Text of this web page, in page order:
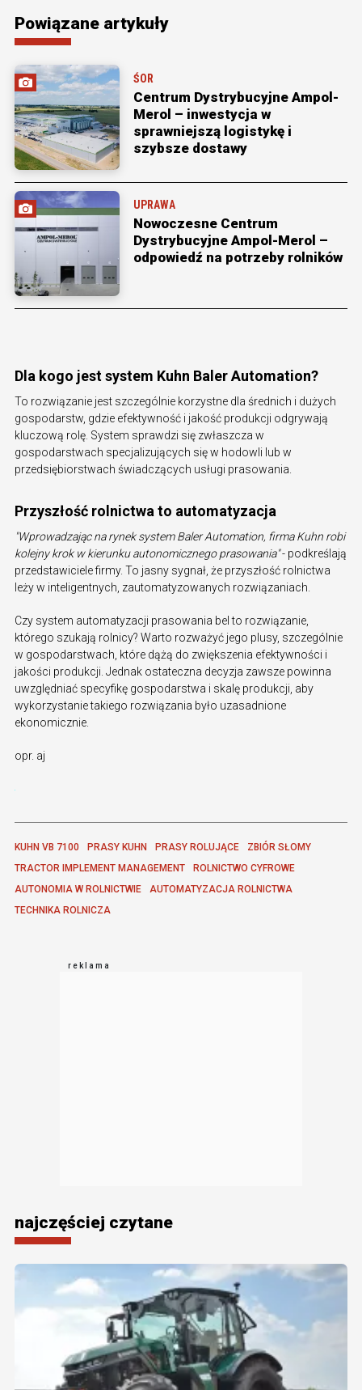
Powiązane artykuły
ŚOR
Centrum Dystrybucyjne Ampol-
Merol – inwestycja w
sprawniejszą logistykę i
szybsze dostawy
UPRAWA
Nowoczesne Centrum
Dystrybucyjne Ampol-Merol –
odpowiedź na potrzeby rolników
Dla kogo jest system Kuhn Baler Automation?
To rozwiązanie jest szczególnie korzystne dla średnich i dużych
gospodarstw, gdzie efektywność i jakość produkcji odgrywają
kluczową rolę. System sprawdzi się zwłaszcza w
gospodarstwach specjalizujących się w hodowli lub w
przedsiębiorstwach świadczących usługi prasowania.
Przyszłość rolnictwa to automatyzacja
"Wprowadzając na rynek system Baler Automation, firma Kuhn robi
kolejny krok w kierunku autonomicznego prasowania"- podkreślają
przedstawiciele firmy. To jasny sygnał, że przyszłość rolnictwa
leży w inteligentnych, zautomatyzowanych rozwiązaniach.
Czy system automatyzacji prasowania bel to rozwiązanie,
którego szukają rolnicy? Warto rozważyć jego plusy, szczególnie
w gospodarstwach, które dążą do zwiększenia efektywności i
jakości produkcji. Jednak ostateczna decyzja zawsze powinna
uwzględniać specyfikę gospodarstwa i skalę produkcji, aby
wykorzystanie takiego rozwiązania było uzasadnione
ekonomicznie.
opr. aj
KUHN VB 7100 PRASY KUHN PRASY ROLUJĄCE
ZBIÓR SŁOMY
TRACTOR IMPLEMENT MANAGEMENT
ROLNICTWO CYFROWE
AUTONOMIA W ROLNICTWIE
AUTOMATYZACJA ROLNICTWA
TECHNIKA ROLNICZA
najczęściej czytane